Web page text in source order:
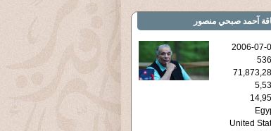
آحمد صبحي منصور
2006-07-
United